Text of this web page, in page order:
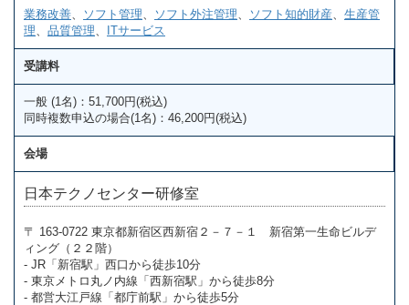
業務改善 ソフト管理 ソフト外注管理 ソフト知的財産
生産管
理
品質管理 ITサービス
受講料
一般 (1名)：51,700円(税込)
同時複数申込の場合(1名)：46,200円(税込)
会場
日本テクノセンター研修室
〒 163-0722 東京都新宿区西新宿２－７－１ 新宿第一生命ビルデ
ィング（２２階）
- JR「新宿駅」西口から徒歩10分
- 東京メトロ丸ノ内線「西新宿駅」から徒歩8分
- 都営大江戸線「都庁前駅」から徒歩5分